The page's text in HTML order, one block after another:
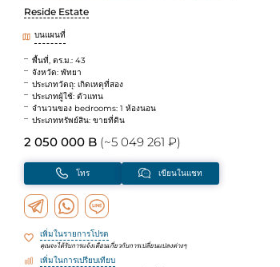
Reside Estate
บนแผนที่
พื้นที่, ตร.ม.: 43
จังหวัด: พัทยา
ประเภทวัตถุ: เกิดเหตุที่สอง
ประเภทผู้ใช้: ตัวแทน
จำนวนของ bedrooms: 1 ห้องนอน
ประเภททรัพย์สิน: ขายที่ดิน
2 050 000 B (~5 049 261 ₽)
โทร เขียนในแชท
เพิ่มในรายการโปรด
คุณจะได้รับการแจ้งเตือนเกี่ยวกับการเปลี่ยนแปลงต่างๆ
เพิ่มในการเปรียบเทียบ